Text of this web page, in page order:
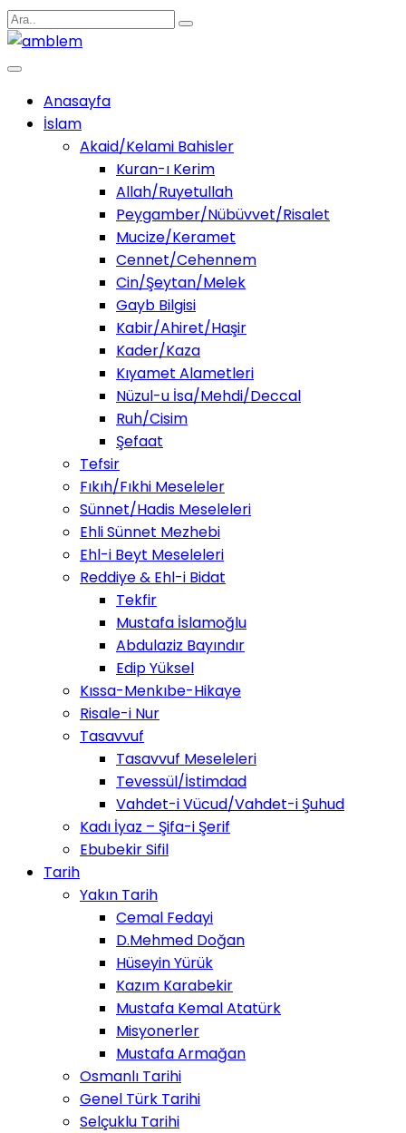
Anasayfa
İslam
Akaid/Kelami Bahisler
Kuran-ı Kerim
Allah/Ruyetullah
Peygamber/Nübüvvet/Risalet
Mucize/Keramet
Cennet/Cehennem
Cin/Şeytan/Melek
Gayb Bilgisi
Kabir/Ahiret/Haşir
Kader/Kaza
Kıyamet Alametleri
Nüzul-u İsa/Mehdi/Deccal
Ruh/Cisim
Şefaat
Tefsir
Fıkıh/Fıkhi Meseleler
Sünnet/Hadis Meseleleri
Ehli Sünnet Mezhebi
Ehl-i Beyt Meseleleri
Reddiye & Ehl-i Bidat
Tekfir
Mustafa İslamoğlu
Abdulaziz Bayındır
Edip Yüksel
Kıssa-Menkıbe-Hikaye
Risale-i Nur
Tasavvuf
Tasavvuf Meseleleri
Tevessül/İstimdad
Vahdet-i Vücud/Vahdet-i Şuhud
Kadı İyaz – Şifa-i Şerif
Ebubekir Sifil
Tarih
Yakın Tarih
Cemal Fedayi
D.Mehmed Doğan
Hüseyin Yürük
Kazım Karabekir
Mustafa Kemal Atatürk
Misyonerler
Mustafa Armağan
Osmanlı Tarihi
Genel Türk Tarihi
Selçuklu Tarihi